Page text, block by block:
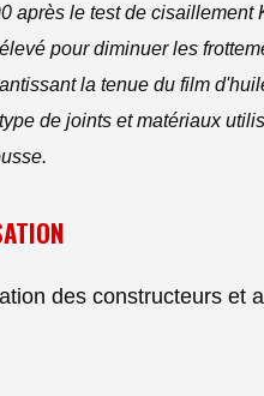
après le test de
pour diminuer les
la tenue du film
de joints et matériaux
des constructeurs et